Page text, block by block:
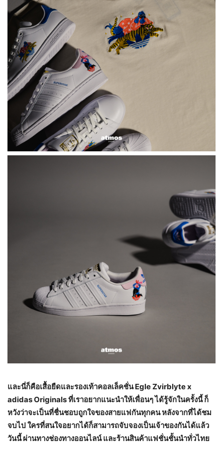
และนี่ก็คือเสื้อยืดและรองเท้าคอลเล็คชั่นEgle Zvirblyte x
adidas Originals ที่เราอยากแนะนำให้เพื่อนๆ ได้รู้จักในครั้งนี้ ก็
หวังว่าจะเป็นที่ชื่นชอบถูกใจของสายแฟกันทุกคน หลังจากที่ได้ชม
จบไป ใครที่สนใจอยากได้ก็สามารถจับจองเป็นเจ้าของกันได้แล้ว
วันนี้ ผ่านทางช่องทางออนไลน์ และร้านสินค้าแฟชั่นชั้นนำทั่วไทย